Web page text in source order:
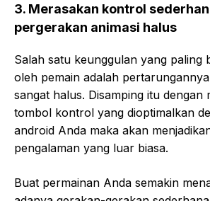
3. Merasakan kontrol
pergerakan animasi halus
Salah satu keunggulan yang paling
oleh pemain adalah
sangat halus. Disamping itu dengan
tombol kontrol yang dioptimalkan
android Anda maka akan
pengalaman yang luar biasa.
Buat permainan Anda semakin